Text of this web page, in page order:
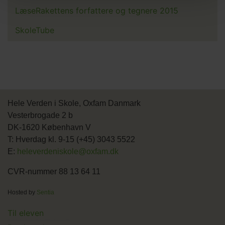
LæseRakettens forfattere og tegnere 2015
SkoleTube
Hele Verden i Skole, Oxfam Danmark
Vesterbrogade 2 b
DK-1620 København V
T: Hverdag kl. 9-15 (+45) 3043 5522
E: heleverdeniskole@oxfam.dk
CVR-nummer 88 13 64 11
Hosted by Sentia
Main
Til eleven